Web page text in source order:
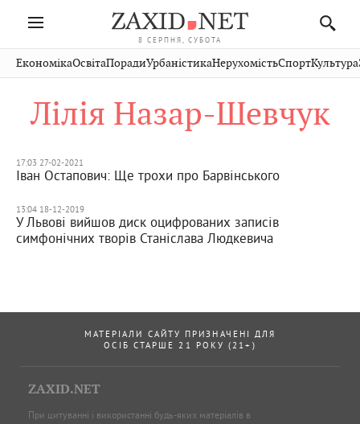
8 СЕРПНЯ, СУБОТА
Івано-
Франківськ
Тернопіль
Волинь
Рівне
Чернівці
Стрий
Хмельницький
Публікації
Авто СловкоКультура
Кіно
СпортКраєзнавство
ЕкономікаОсвітаПорадиУрбаністикаНерухомістьСпортКультура
Лілія Назар-Шевчук
17:03 27-02-2021
Іван Остапович: Ще трохи про Барвінського
13:04 18-12-2019
У Львові вийшов диск оцифрованих записів
симфонічних творів Станіслава Людкевича
МАТЕРІАЛИ САЙТУ ПРИЗНАЧЕНІ ДЛЯ
ОСІБ СТАРШЕ 21 РОКУ (21+)
ZAXID.NET
При цитуванні і використанні будь-яких матеріалів в